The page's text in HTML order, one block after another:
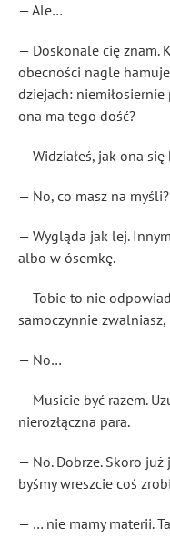
— Ale…
— Doskonale cię znam.
obecności nagle
dziejach: niemiłosiernie
ona ma tego dość?
— Widziałeś, jak ona się
— No, co masz na myśli?
— Wygląda jak lej.
albo w ósemkę.
— Tobie to nie
samoczynnie
— No…
— Musicie być razem.
nierozłączna para.
— No. Dobrze. Skoro już
byśmy wreszcie coś
— … nie mamy materii.